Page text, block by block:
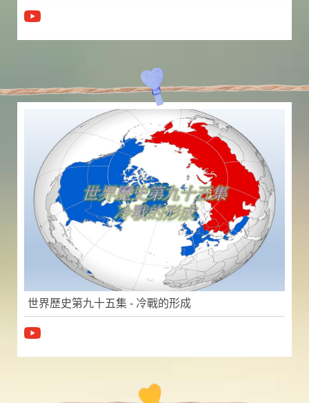
世界歷史第九十五集 - 冷戰的形成